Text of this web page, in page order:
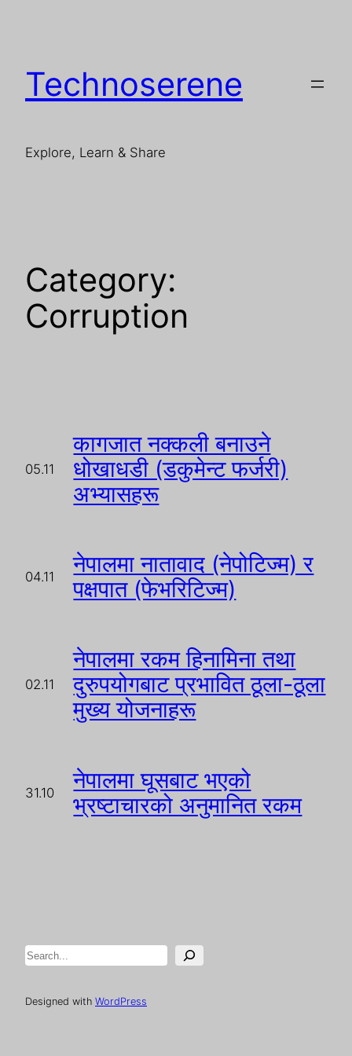
Technoserene
Explore, Learn & Share
Category:
Corruption
05.11
कागजात नक्कली बनाउने
धोखाधडी (डकुमेन्ट फर्जरी)
अभ्यासहरू
04.11
नेपालमा नातावाद (नेपोटिज्म) र
पक्षपात (फेभरिटिज्म)
02.11
नेपालमा रकम हिनामिना तथा
दुरुपयोगबाट प्रभावित ठूला-ठूला
मुख्य योजनाहरू
31.10
नेपालमा घूसबाट भएको
भ्रष्टाचारको अनुमानित रकम
Search
Designed with WordPress